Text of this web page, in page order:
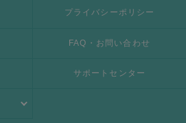
プライバシーポリシー
FAQ・お問い合わせ
サポートセンター